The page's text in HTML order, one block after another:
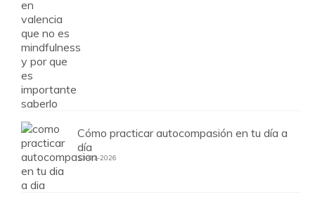
Cómo practicar autocompasión en tu día a
día
13-01-2026